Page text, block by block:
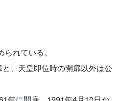
れている。
、天皇即位時の開扉以外は公